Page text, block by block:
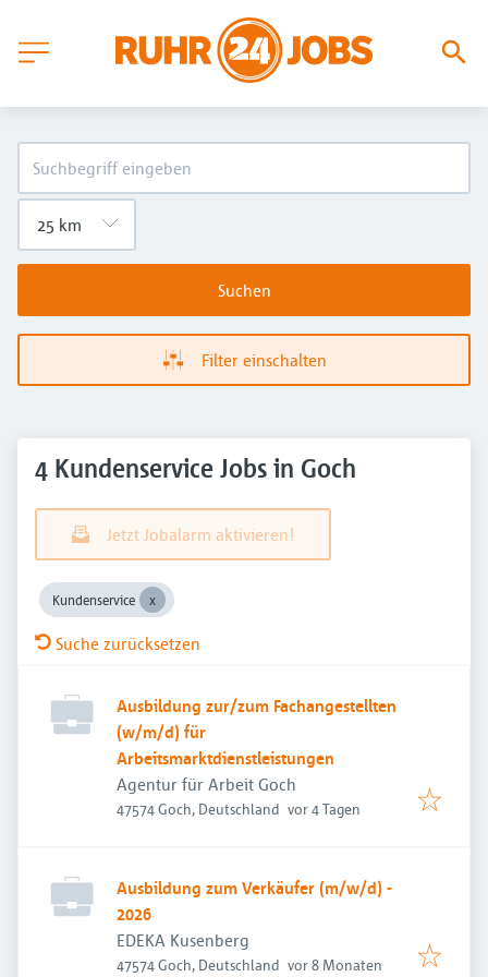
Suchen
Filter einschalten
4 Kundenservice Jobs in Goch
Jetzt Jobalarm aktivieren!
Kundenservice
Suche zurücksetzen
Ausbildung zur/zum Fachangestellten
(w/m/d) für
Arbeitsmarktdienstleistungen
Agentur für Arbeit Goch
47574 Goch, Deutschland Veröffentlicht
vor 4 Tagen
Ausbildung zum Verkäufer (m/w/d) -
2026
EDEKA Kusenberg
47574 Goch, Deutschland Veröffentlicht:
vor 8 Monaten